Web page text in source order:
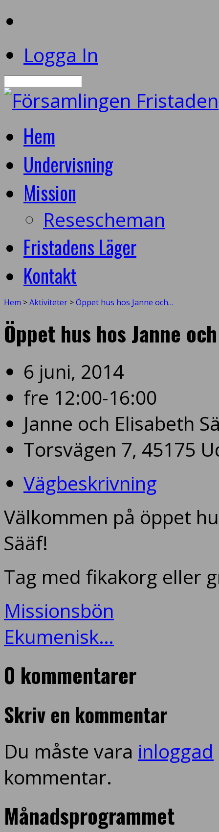
Logga In
Hem
Undervisning
Mission
Resescheman
Fristadens Läger
Kontakt
Hem >Aktiviteter >Öppet hus hos Janne och…
Öppet hus hos Janne
6 juni, 2014
fre 12:00-16:00
Janne och Elisabeth
Torsvägen 7, 45175
Vägbeskrivning
Välkommen på öppet
Sääf!
Tag med fikakorg eller
Missionsbön
Ekumenisk…
0 kommentarer
Skriv en kommentar
Du måste vara inloggad
kommentar.
Månadsprogrammet